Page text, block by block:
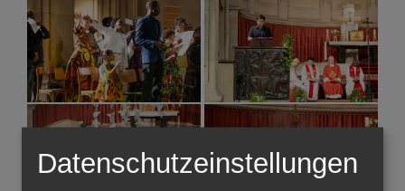
Datenschutzeinstellungen